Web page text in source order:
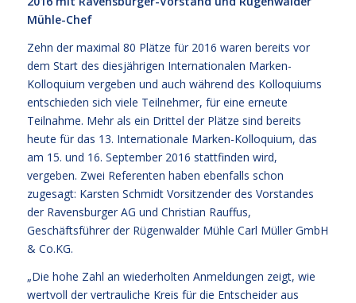
Mühle-Chef
Zehn der maximal 80 Plätze für 2016 waren bereits vor
dem Start des diesjährigen Internationalen Marken-
Kolloquium vergeben und auch während des Kolloquiums
entschieden sich viele Teilnehmer, für eine erneute
Teilnahme. Mehr als ein Drittel der Plätze sind bereits
heute für das 13. Internationale Marken-Kolloquium, das
am 15. und 16. September 2016 stattfinden wird,
vergeben. Zwei Referenten haben ebenfalls schon
zugesagt: Karsten Schmidt Vorsitzender des Vorstandes
der Ravensburger AG und Christian Rauffus,
Geschäftsführer der Rügenwalder Mühle Carl Müller GmbH
& Co.KG.
„Die hohe Zahl an wiederholten Anmeldungen zeigt, wie
wertvoll der vertrauliche Kreis für die Entscheider aus